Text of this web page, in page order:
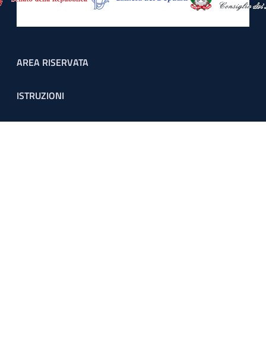
Footer menu
AREA RISERVATA
ISTRUZIONI